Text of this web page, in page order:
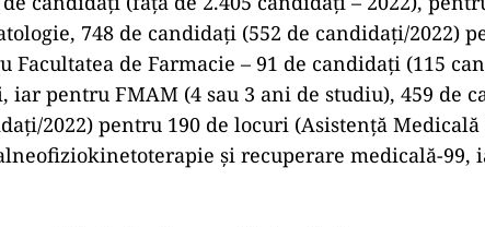
748 de candidaţi (552 de candidaţi/2022)
Facultatea de Farmacie – 91 de candidaţi (115
iar pentru FMAM (4 sau 3 ani de studiu), 459 de
2022) pentru 190 de locuri (Asistenţă Medicală
şi recuperare medicală-99,